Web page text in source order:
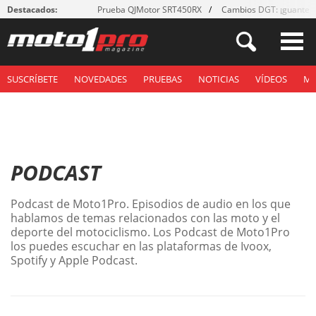
Destacados: Prueba QJMotor SRT450RX Cambios DGT: ¡guantes!
SUSCRÍBETE NOVEDADES PRUEBAS NOTICIAS VÍDEOS
PODCAST
Podcast de Moto1Pro. Episodios de audio en los que
hablamos de temas relacionados con las moto y el
deporte del motociclismo. Los Podcast de Moto1Pro
los puedes escuchar en las plataformas de Ivoox,
Spotify y Apple Podcast.